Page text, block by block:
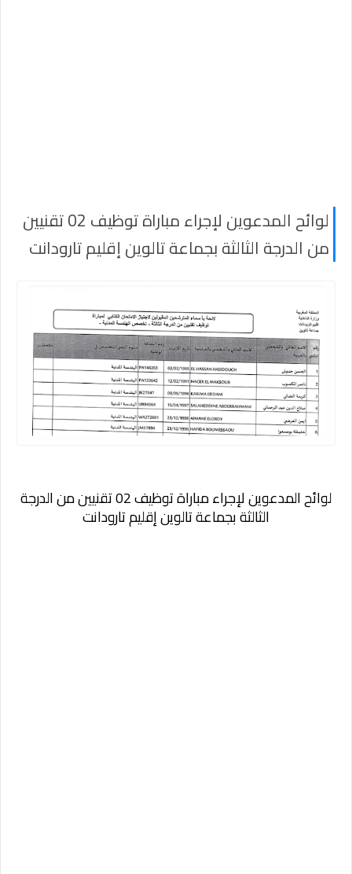
لوائح المدعوين لإجراء مباراة توظيف 02 تقنيين
من الدرجة الثالثة بجماعة تالوين إقليم تارودانت
لوائح المدعوين لإجراء مباراة توظيف 02 تقنيين من الدرجة
الثالثة بجماعة تالوين إقليم تارودانت